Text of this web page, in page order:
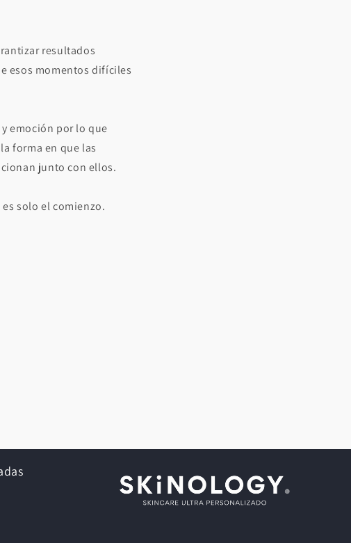
resultados
esos momentos difíciles
emoción por lo que
forma en que las
junto con ellos.
solo el comienzo.